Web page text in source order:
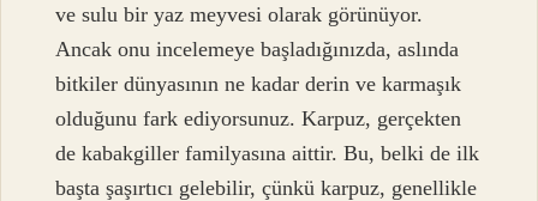
ve sulu bir yaz meyvesi olarak görünüyor.
Ancak onu incelemeye başladığınızda, aslında
bitkiler dünyasının ne kadar derin ve karmaşık
olduğunu fark ediyorsunuz. Karpuz, gerçekten
de kabakgiller familyasına aittir. Bu, belki de ilk
başta şaşırtıcı gelebilir, çünkü karpuz, genellikle